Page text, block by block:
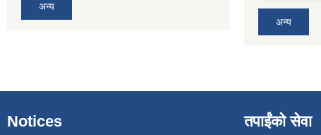
अन्य
अन्य
Notices तपाईंको सेवा